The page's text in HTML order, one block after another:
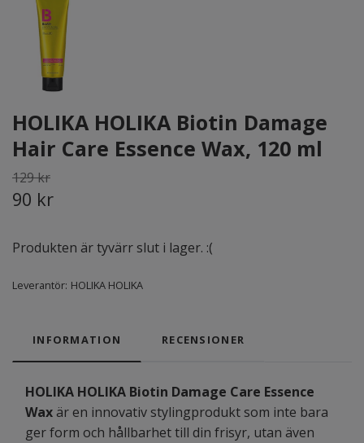
HOLIKA HOLIKA Biotin Damage
Hair Care Essence Wax, 120 ml
129 kr
90 kr
Produkten är tyvärr slut i lager. :(
Leverantör: HOLIKA HOLIKA
INFORMATION RECENSIONER
HOLIKA HOLIKA Biotin Damage Care Essence
Waxär en innovativ stylingprodukt som inte bara
ger form och hållbarhet till din frisyr, utan även